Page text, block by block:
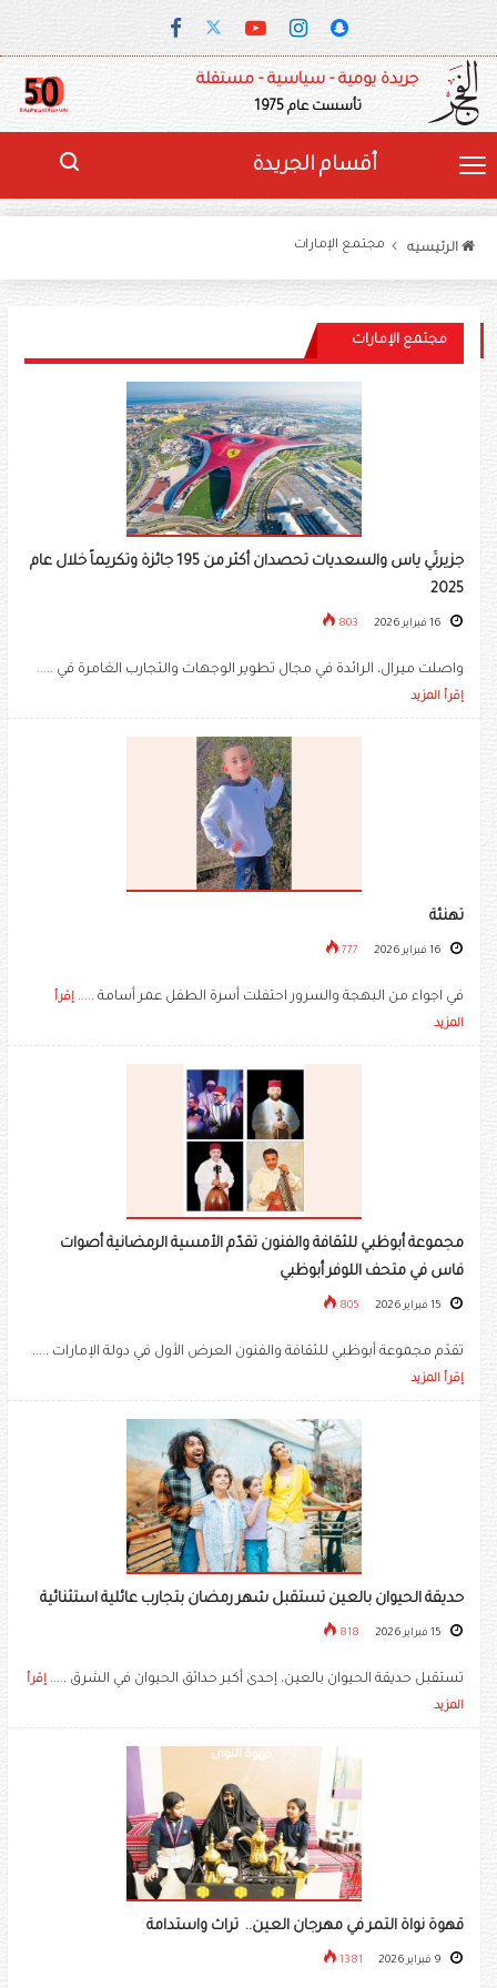
جريدة يومية - سياسية - مستقلة
تأسست عام 1975
أقسام الجريدة
الرئيسيه مجتمع الإمارات
مجتمع الإمارات
جزيرتَي ياس والسعديات تحصدان أكثر من 195 جائزة وتكريماً ‏خلال عام
2025‏
803
واصلت ميرال، الرائدة في مجال تطوير الوجهات والتجارب الغامرة في .....
إقرأ المزيد
تهنئة
777
في اجواء من البهجة والسرور احتفلت أسرة الطفل عمر أسامة ..... إقرأ
المزيد
مجموعة أبوظبي للثقافة والفنون تقدّم الأمسية الرمضانية أصوات
فاس في ‏متحف اللوفر أبوظبي ‏
805
تقدّم مجموعة أبوظبي للثقافة والفنون العرض الأول في دولة الإمارات .....
إقرأ المزيد
حديقة الحيوان بالعين تستقبل شهر رمضان بتجارب عائلية استثنائية ‏
818
تستقبل حديقة الحيوان بالعين، إحدى أكبر حدائق الحيوان في الشرق ..... إقرأ
المزيد
قهوة نواة التمر في مهرجان العين.. تراث واستدامة
1381